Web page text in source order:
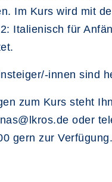
Im Kurs wird mit
Italienisch für
innen sind
zum Kurs steht
oder
gern zur Verfügung.